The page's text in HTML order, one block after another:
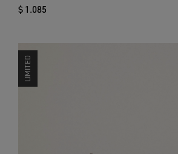
$ 1.085
LIMITED